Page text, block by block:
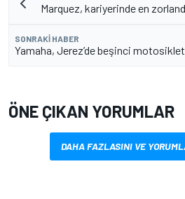
Marquez, kariyerinde en
SONRAKI HABER
Yamaha, Jerez’de beşinci
ÖNE ÇIKAN YORUMLAR
DAHA FAZLASINI VE